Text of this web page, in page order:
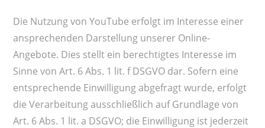
Die Nutzung von YouTube erfolgt im Interesse einer
ansprechenden Darstellung unserer Online-
Angebote. Dies stellt ein berechtigtes Interesse im
Sinne von Art. 6 Abs. 1 lit. f DSGVO dar. Sofern eine
entsprechende Einwilligung abgefragt wurde, erfolgt
die Verarbeitung ausschließlich auf Grundlage von
Art. 6 Abs. 1 lit. a DSGVO; die Einwilligung ist jederzeit